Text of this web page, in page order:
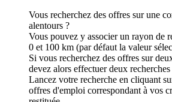
Vous recherchez des offres sur une
alentours ?
Vous pouvez y associer un rayon de
0 et 100 km (par défaut la valeur
Si vous recherchez des offres sur
devez alors effectuer deux recherches
Lancez votre recherche en cliquant
offres d'emploi correspondant à vos